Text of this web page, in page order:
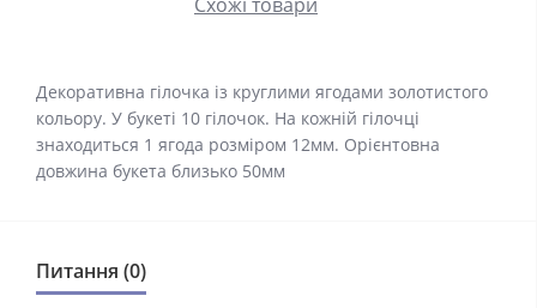
Декоративна гілочка із круглими ягодами золотистого
кольору. У букеті 10 гілочок. На кожній гілочці
знаходиться 1 ягода розміром 12мм. Орієнтовна
довжина букета близько 50мм
Питання (0)